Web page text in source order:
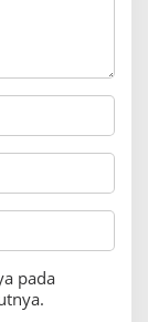
pada